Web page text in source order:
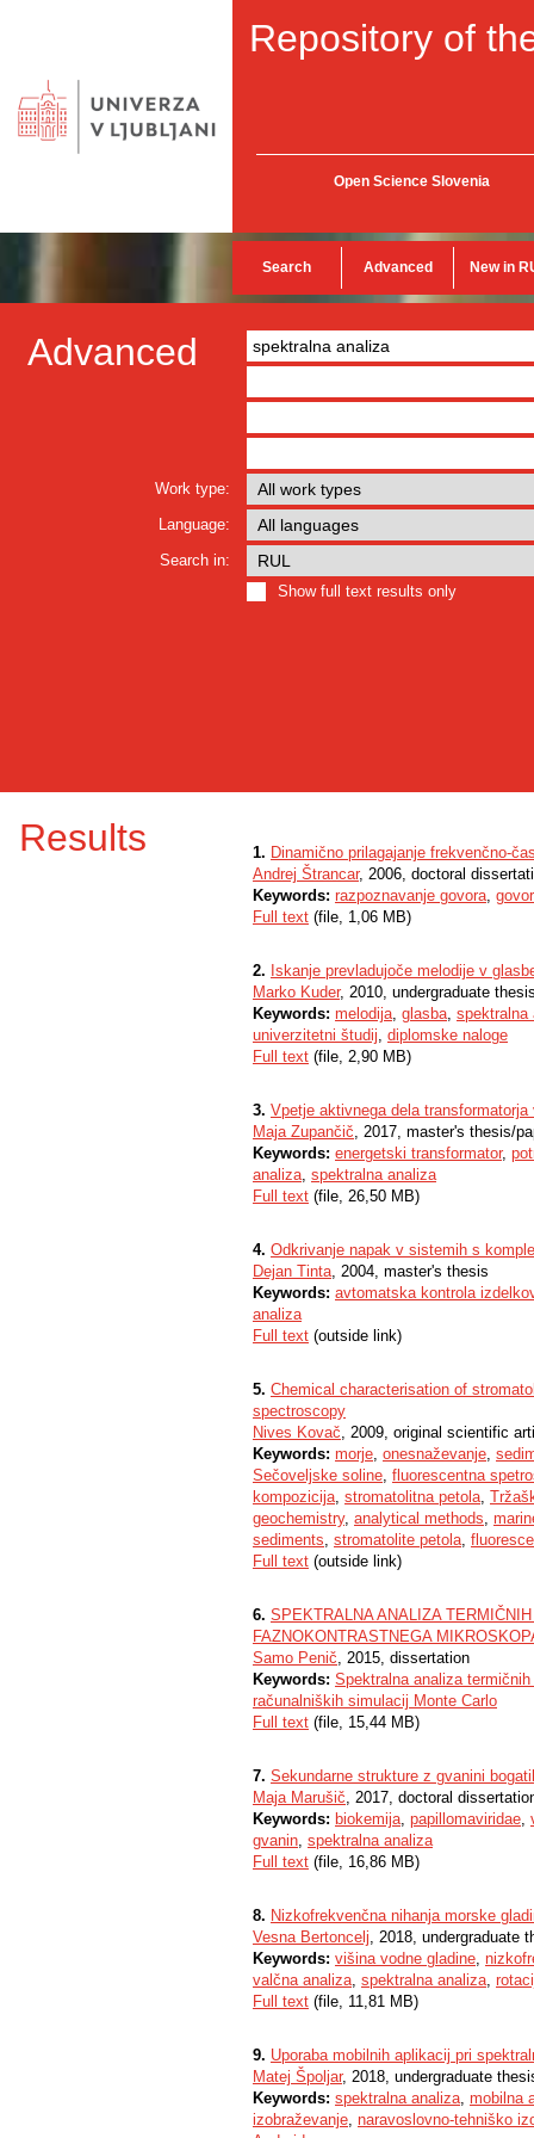
Repository of
Open Science Slovenia
Search Advanced New in
Advanced
Work type:
Language:
Search in:
Show full text results only
Results 1. Dinamično prilagajanje frekvenčno-
Andrej Štrancar, 2006, doctoral
Keywords: razpoznavanje govora,
Full text (file, 1,06 MB)
2. Iskanje prevladujoče melodije v
Marko Kuder, 2010, undergraduate
Keywords: melodija, glasba, spektralna
univerzitetni študij, diplomske naloge
Full text (file, 2,90 MB)
3. Vpetje aktivnega dela
Maja Zupančič, 2017, master's thesis/
Keywords: energetski transformator,
analiza, spektralna analiza
Full text (file, 26,50 MB)
4. Odkrivanje napak v sistemih s
Dejan Tinta, 2004, master's thesis
Keywords: avtomatska kontrola
analiza
Full text (outside link)
5. Chemical characterisation of
spectroscopy
Nives Kovač, 2009, original scientific
Keywords: morje, onesnaževanje,
Sečoveljske soline, fluorescentna
kompozicija, stromatolitna petola,
geochemistry, analytical methods,
sediments, stromatolite petola,
Full text (outside link)
6. SPEKTRALNA ANALIZA
FAZNOKONTRASTNEGA
Samo Penič, 2015, dissertation
Keywords: Spektralna analiza
računalniških simulacij Monte Carlo
Full text (file, 15,44 MB)
7. Sekundarne strukture z gvanini
Maja Marušič, 2017, doctoral
Keywords: biokemija, papillomaviridae,
gvanin, spektralna analiza
Full text (file, 16,86 MB)
8. Nizkofrekvenčna nihanja morske
Vesna Bertoncelj, 2018, undergraduate
Keywords: višina vodne gladine,
valčna analiza, spektralna analiza,
Full text (file, 11,81 MB)
9. Uporaba mobilnih aplikacij pri
Matej Špoljar, 2018, undergraduate
Keywords: spektralna analiza, mobilna
izobraževanje, naravoslovno-tehniško